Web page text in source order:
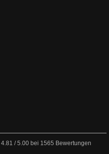
4.81 /5.00 bei 1565 Bewertungen